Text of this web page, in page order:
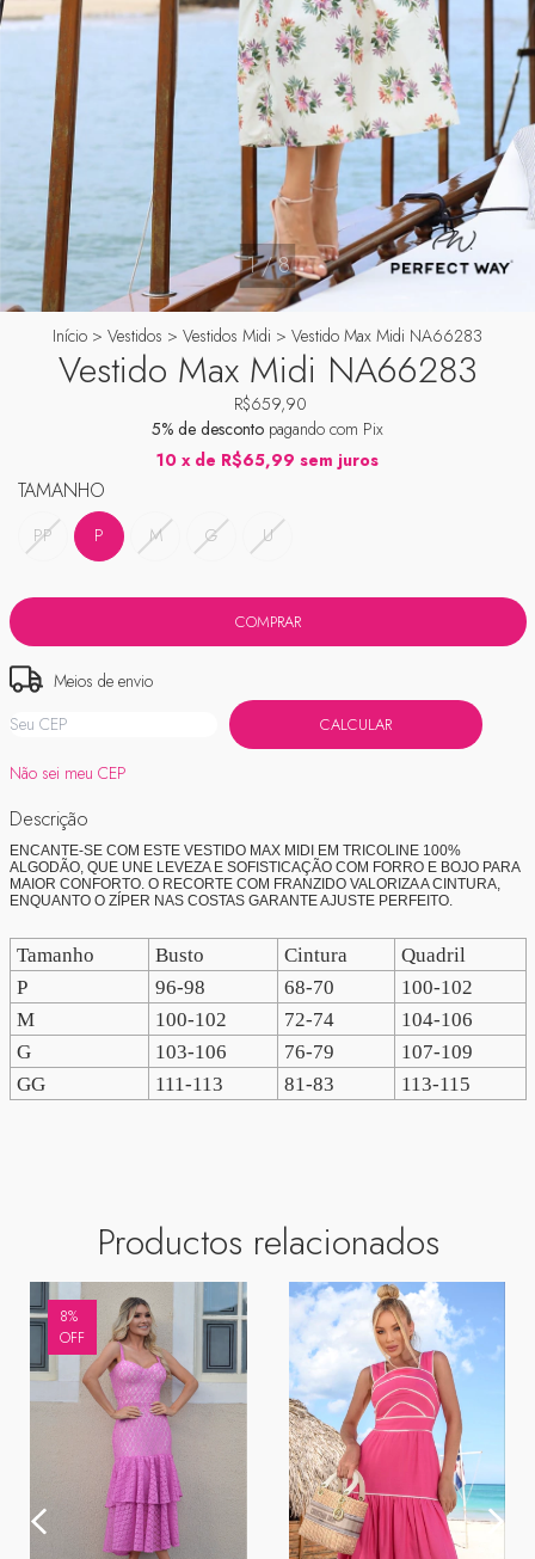
1/8
Início > Vestidos > Vestidos Midi > Vestido Max Midi NA66283
Vestido Max Midi NA66283
R$659,90
5% de desconto pagando com Pix
10 x de R$65,99 sem juros
TAMANHO
PP P M G U
Entregas para o CEP:
Meios de envio
CALCULAR
Não sei meu CEP
Descrição
ENCANTE-SE COM ESTE VESTIDO MAX MIDI EM TRICOLINE 100%
ALGODÃO, QUE UNE LEVEZA E SOFISTICAÇÃO COM FORRO E BOJO PARA
MAIOR CONFORTO. O RECORTE COM FRANZIDO VALORIZA A CINTURA,
ENQUANTO O ZÍPER NAS COSTAS GARANTE AJUSTE PERFEITO.
Tamanho Busto Cintura
Quadril
P
96-98 68-70
100-102
M
100-102 72-74
104-106
G
103-106 76-79
107-109
GG
111-113 81-83 113-115
Productos relacionados
8%
OFF